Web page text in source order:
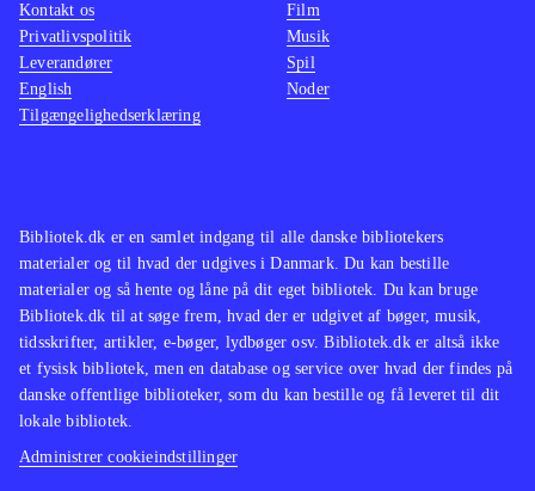
Bibliotek.dk er en samlet indgang til alle danske bibliotekers
materialer og til hvad der udgives i Danmark. Du kan bestille
materialer og så hente og låne på dit eget bibliotek. Du kan bruge
Bibliotek.dk til at søge frem, hvad der er udgivet af bøger, musik,
tidsskrifter, artikler, e-bøger, lydbøger osv. Bibliotek.dk er altså ikke
et fysisk bibliotek, men en database og service over hvad der findes på
danske offentlige biblioteker, som du kan bestille og få leveret til dit
lokale bibliotek.
Administrer cookieindstillinger
Kontakt os
Privatlivspolitik
Leverandører
English
Tilgængelighedserklæring
Film
Musik
Spil
Noder